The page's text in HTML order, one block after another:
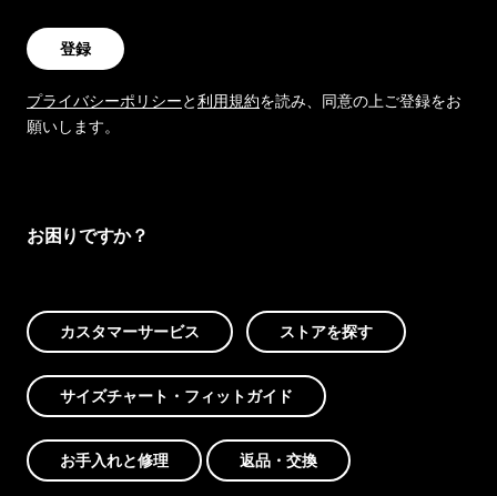
登録
プライバシーポリシーと利用規約を読み、同意の上ご登録をお
願いします。
お困りですか？
カスタマーサービス ストアを探す
サイズチャート・フィットガイド
お手入れと修理 返品・交換